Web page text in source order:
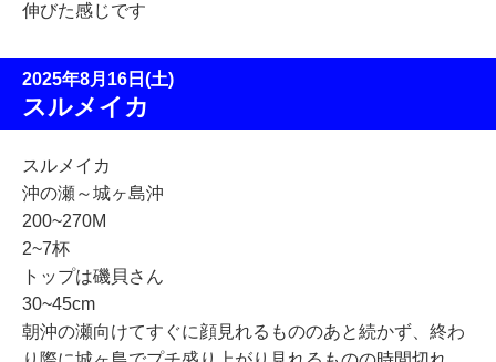
伸びた感じです
2025年8月16日(土)
スルメイカ
スルメイカ
沖の瀬～城ヶ島沖
200~270M
2~7杯
トップは磯貝さん
30~45cm
朝沖の瀬向けてすぐに顔見れるもののあと続かず、終わ